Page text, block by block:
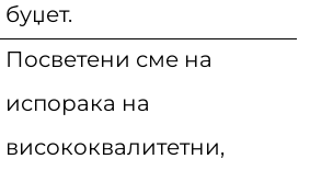
буџет.
Посветени сме на
испорака на
висококвалитетни,